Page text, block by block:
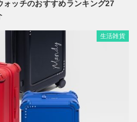
ォッチのおすすめランキング27
生活雑貨